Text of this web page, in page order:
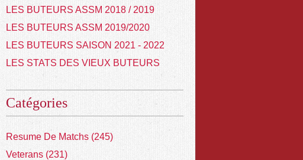
LES BUTEURS ASSM 2018 / 2019
LES BUTEURS ASSM 2019/2020
LES BUTEURS SAISON 2021 - 2022
LES STATS DES VIEUX BUTEURS
Catégories
Resume De Matchs (245)
Veterans (231)